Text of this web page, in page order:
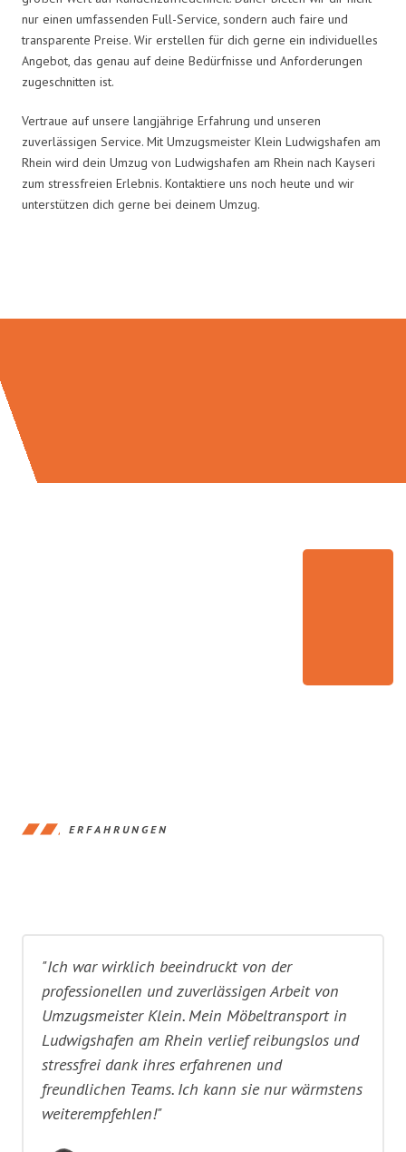
nur einen umfassenden Full-Service, sondern auch faire und
transparente Preise. Wir erstellen für dich gerne ein individuelles
Angebot, das genau auf deine Bedürfnisse und Anforderungen
zugeschnitten ist.
Vertraue auf unsere langjährige Erfahrung und unseren
zuverlässigen Service. Mit Umzugsmeister Klein Ludwigshafen am
Rhein wird dein Umzug von Ludwigshafen am Rhein nach Kayseri
zum stressfreien Erlebnis. Kontaktiere uns noch heute und wir
unterstützen dich gerne bei deinem Umzug.
ERFAHRUNGEN
"Ich war wirklich beeindruckt von der
professionellen und zuverlässigen Arbeit von
Umzugsmeister Klein. Mein Möbeltransport in
Ludwigshafen am Rhein verlief reibungslos und
stressfrei dank ihres erfahrenen und
freundlichen Teams. Ich kann sie nur wärmstens
weiterempfehlen!"